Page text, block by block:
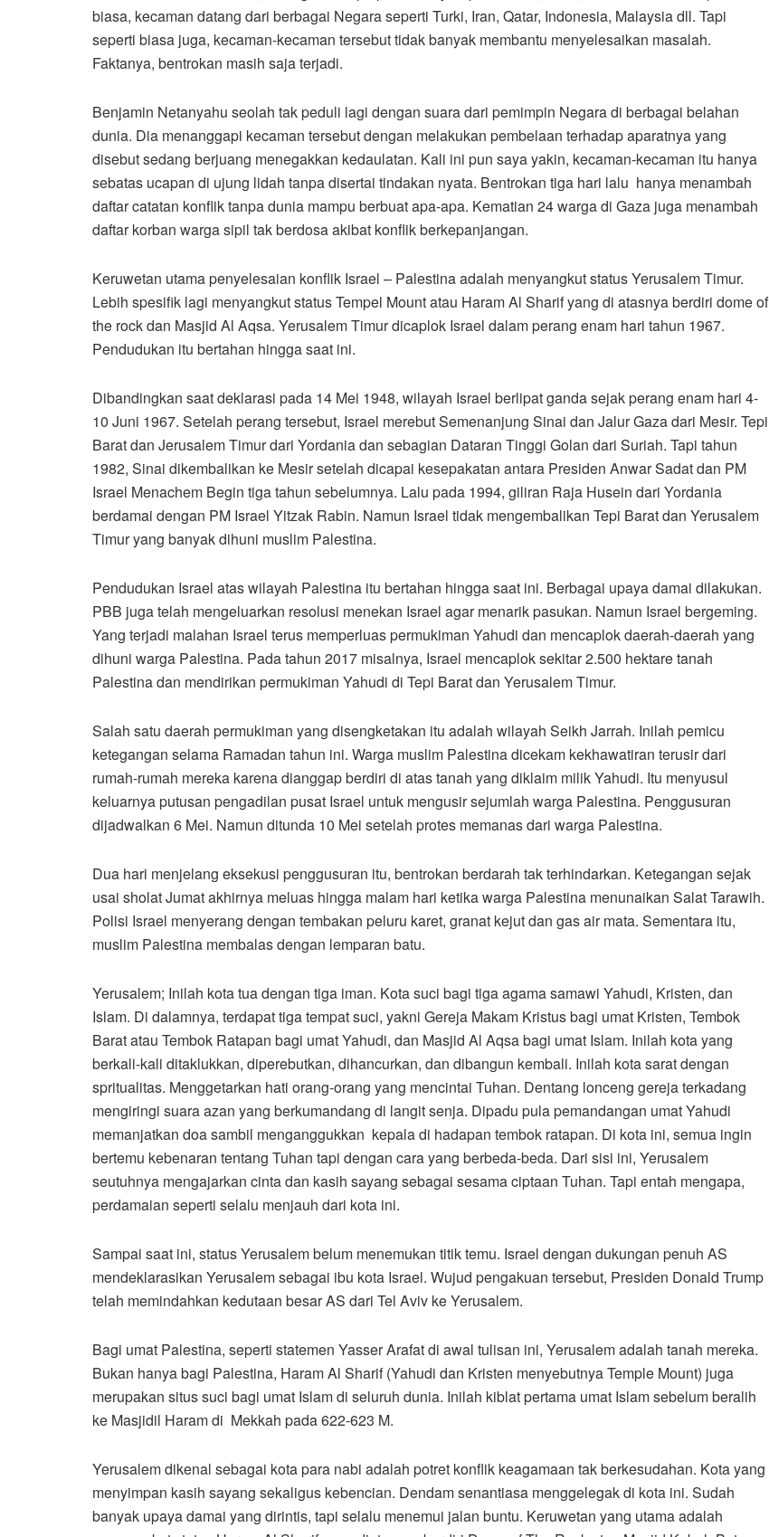
biasa, kecaman datang dari berbagai Negara seperti Turki, Iran, Qatar, Indonesia, Malaysia dll. Tapi
seperti biasa juga, kecaman-kecaman tersebut tidak banyak membantu menyelesaikan masalah.
Faktanya, bentrokan masih saja terjadi.
Benjamin Netanyahu seolah tak peduli lagi dengan suara dari pemimpin Negara di berbagai belahan
dunia. Dia menanggapi kecaman tersebut dengan melakukan pembelaan terhadap aparatnya yang
disebut sedang berjuang menegakkan kedaulatan. Kali ini pun saya yakin, kecaman-kecaman itu hanya
sebatas ucapan di ujung lidah tanpa disertai tindakan nyata. Bentrokan tiga hari lalu hanya menambah
daftar catatan konflik tanpa dunia mampu berbuat apa-apa. Kematian 24 warga di Gaza juga menambah
daftar korban warga sipil tak berdosa akibat konflik berkepanjangan.
Keruwetan utama penyelesaian konflik Israel – Palestina adalah menyangkut status Yerusalem Timur.
Lebih spesifik lagi menyangkut status Tempel Mount atau Haram Al Sharif yang di atasnya berdiri dome of
the rock dan Masjid Al Aqsa. Yerusalem Timur dicaplok Israel dalam perang enam hari tahun 1967.
Pendudukan itu bertahan hingga saat ini.
Dibandingkan saat deklarasi pada 14 Mei 1948, wilayah Israel berlipat ganda sejak perang enam hari 4-
10 Juni 1967. Setelah perang tersebut, Israel merebut Semenanjung Sinai dan Jalur Gaza dari Mesir. Tepi
Barat dan Jerusalem Timur dari Yordania dan sebagian Dataran Tinggi Golan dari Suriah. Tapi tahun
1982, Sinai dikembalikan ke Mesir setelah dicapai kesepakatan antara Presiden Anwar Sadat dan PM
Israel Menachem Begin tiga tahun sebelumnya. Lalu pada 1994, giliran Raja Husein dari Yordania
berdamai dengan PM Israel Yitzak Rabin. Namun Israel tidak mengembalikan Tepi Barat dan Yerusalem
Timur yang banyak dihuni muslim Palestina.
Pendudukan Israel atas wilayah Palestina itu bertahan hingga saat ini. Berbagai upaya damai dilakukan.
PBB juga telah mengeluarkan resolusi menekan Israel agar menarik pasukan. Namun Israel bergeming.
Yang terjadi malahan Israel terus memperluas permukiman Yahudi dan mencaplok daerah-daerah yang
dihuni warga Palestina. Pada tahun 2017 misalnya, Israel mencaplok sekitar 2.500 hektare tanah
Palestina dan mendirikan permukiman Yahudi di Tepi Barat dan Yerusalem Timur.
Salah satu daerah permukiman yang disengketakan itu adalah wilayah Seikh Jarrah. Inilah pemicu
ketegangan selama Ramadan tahun ini. Warga muslim Palestina dicekam kekhawatiran terusir dari
rumah-rumah mereka karena dianggap berdiri di atas tanah yang diklaim milik Yahudi. Itu menyusul
keluarnya putusan pengadilan pusat Israel untuk mengusir sejumlah warga Palestina. Penggusuran
dijadwalkan 6 Mei. Namun ditunda 10 Mei setelah protes memanas dari warga Palestina.
Dua hari menjelang eksekusi penggusuran itu, bentrokan berdarah tak terhindarkan. Ketegangan sejak
usai sholat Jumat akhirnya meluas hingga malam hari ketika warga Palestina menunaikan Salat Tarawih.
Polisi Israel menyerang dengan tembakan peluru karet, granat kejut dan gas air mata. Sementara itu,
muslim Palestina membalas dengan lemparan batu.
Yerusalem; Inilah kota tua dengan tiga iman. Kota suci bagi tiga agama samawi Yahudi, Kristen, dan
Islam. Di dalamnya, terdapat tiga tempat suci, yakni Gereja Makam Kristus bagi umat Kristen, Tembok
Barat atau Tembok Ratapan bagi umat Yahudi, dan Masjid Al Aqsa bagi umat Islam. Inilah kota yang
berkali-kali ditaklukkan, diperebutkan, dihancurkan, dan dibangun kembali. Inilah kota sarat dengan
spritualitas. Menggetarkan hati orang-orang yang mencintai Tuhan. Dentang lonceng gereja terkadang
mengiringi suara azan yang berkumandang di langit senja. Dipadu pula pemandangan umat Yahudi
memanjatkan doa sambil menganggukkan kepala di hadapan tembok ratapan. Di kota ini, semua ingin
bertemu kebenaran tentang Tuhan tapi dengan cara yang berbeda-beda. Dari sisi ini, Yerusalem
seutuhnya mengajarkan cinta dan kasih sayang sebagai sesama ciptaan Tuhan. Tapi entah mengapa,
perdamaian seperti selalu menjauh dari kota ini.
Sampai saat ini, status Yerusalem belum menemukan titik temu. Israel dengan dukungan penuh AS
mendeklarasikan Yerusalem sebagai ibu kota Israel. Wujud pengakuan tersebut, Presiden Donald Trump
telah memindahkan kedutaan besar AS dari Tel Aviv ke Yerusalem.
Bagi umat Palestina, seperti statemen Yasser Arafat di awal tulisan ini, Yerusalem adalah tanah mereka.
Bukan hanya bagi Palestina, Haram Al Sharif (Yahudi dan Kristen menyebutnya Temple Mount) juga
merupakan situs suci bagi umat Islam di seluruh dunia. Inilah kiblat pertama umat Islam sebelum beralih
ke Masjidil Haram di Mekkah pada 622-623 M.
Yerusalem dikenal sebagai kota para nabi adalah potret konflik keagamaan tak berkesudahan. Kota yang
menyimpan kasih sayang sekaligus kebencian. Dendam senantiasa menggelegak di kota ini. Sudah
banyak upaya damai yang dirintis, tapi selalu menemui jalan buntu. Keruwetan yang utama adalah